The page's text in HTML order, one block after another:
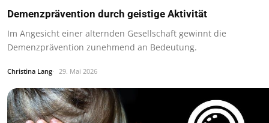
Demenzprävention durch geistige Aktivität
Im Angesicht einer alternden Gesellschaft gewinnt die
Demenzprävention zunehmend an Bedeutung.
Christina Lang 29. Mai 2026